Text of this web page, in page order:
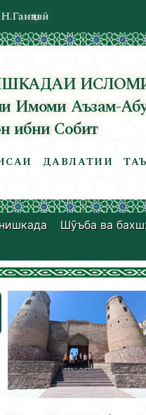
Имоми Аъзам-
ибни Собит
ДАВЛАТИИ
Шӯъба ва